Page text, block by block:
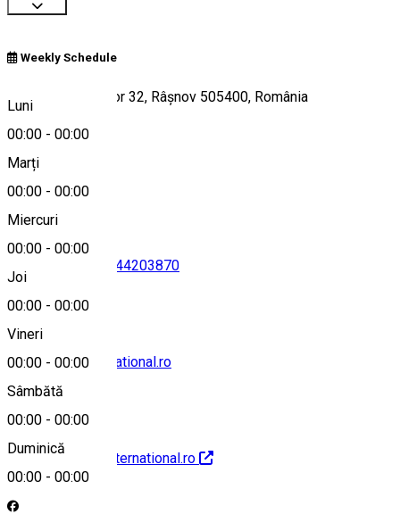
Weekly Schedule
Luni
00:00 - 00:00
Marți
00:00 - 00:00
Miercuri
00:00 - 00:00
Joi
00:00 - 00:00
Vineri
00:00 - 00:00
Sâmbătă
00:00 - 00:00
Duminică
00:00 - 00:00
Strada Brândușelor 32, Râșnov 505400, România
Hartă
0744203870
office@maxinternational.ro
http://www.maxinternational.ro